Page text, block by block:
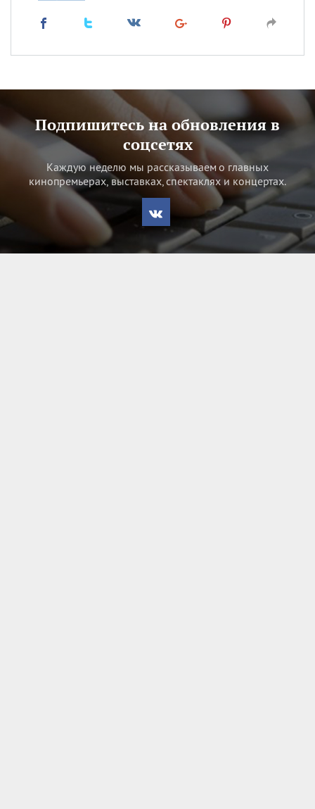
Подпишитесь на обновления в
соцсетях
Каждую неделю мы рассказываем о главных
кинопремьерах, выставках, спектаклях и концертах.